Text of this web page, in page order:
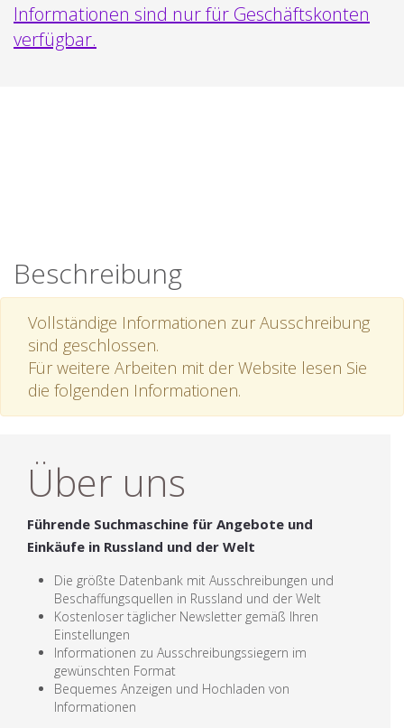
Informationen sind nur für Geschäftskonten
verfügbar.
Beschreibung
Vollständige Informationen zur Ausschreibung
sind geschlossen.
Für weitere Arbeiten mit der Website lesen Sie
die folgenden Informationen.
Über uns
Führende Suchmaschine für Angebote und
Einkäufe in Russland und der Welt
Die größte Datenbank mit Ausschreibungen und
Beschaffungsquellen in Russland und der Welt
Kostenloser täglicher Newsletter gemäß Ihren
Einstellungen
Informationen zu Ausschreibungssiegern im
gewünschten Format
Bequemes Anzeigen und Hochladen von
Informationen